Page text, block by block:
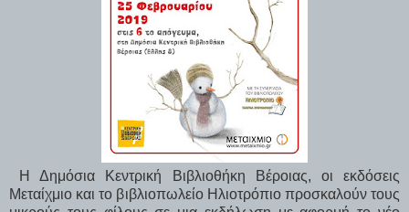
Η Δημόσια Κεντρική Βιβλιοθήκη Βέροιας, οι εκδόσεις
Μεταίχμιο και το βιβλιοπωλείο Ηλιοτρόπιο προσκαλούν τους